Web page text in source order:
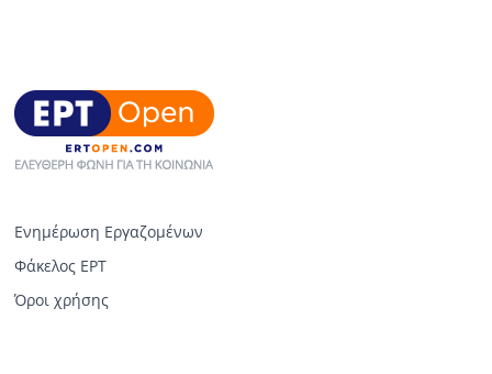
Ενημέρωση Εργαζομένων
Φάκελος ΕΡΤ
Όροι χρήσης